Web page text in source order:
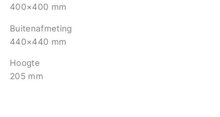
400×400 mm
Buitenafmeting
440×440 mm
Hoogte
205 mm